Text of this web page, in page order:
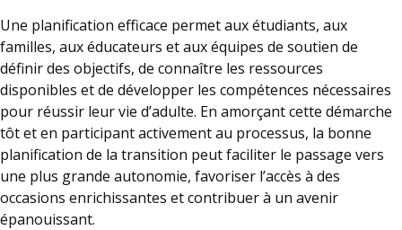
Une planification efficace permet aux étudiants, aux
familles, aux éducateurs et aux équipes de soutien de
définir des objectifs, de connaître les ressources
disponibles et de développer les compétences nécessaires
pour réussir leur vie d’adulte. En amorçant cette démarche
tôt et en participant activement au processus, la bonne
planification de la transition peut faciliter le passage vers
une plus grande autonomie, favoriser l’accès à des
occasions enrichissantes et contribuer à un avenir
épanouissant.